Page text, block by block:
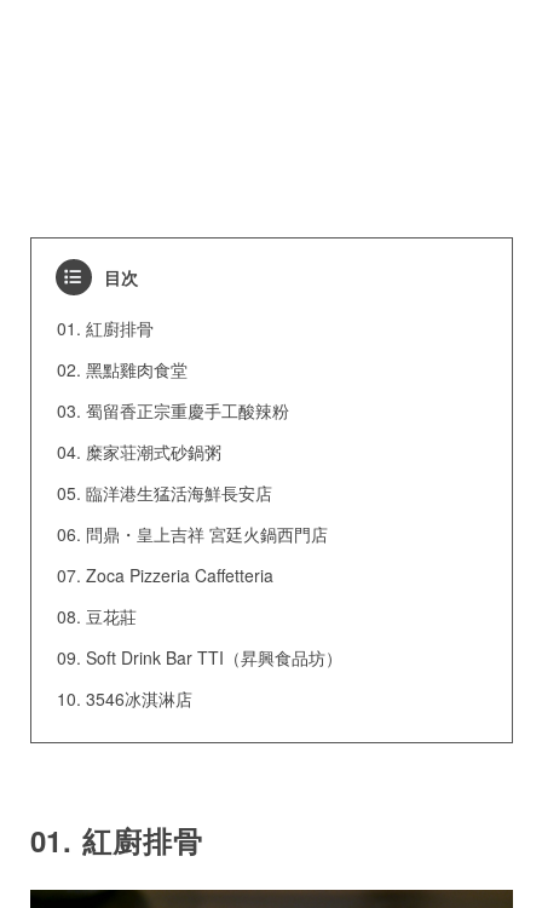
目次
紅廚排骨
黑點雞肉食堂
蜀留香正宗重慶手工酸辣粉
糜家荘潮式砂鍋粥
臨洋港生猛活海鮮長安店
問鼎・皇上吉祥 宮廷火鍋西門店
Zoca Pizzeria Caffetteria
豆花莊
Soft Drink Bar TTI（昇興食品坊）
3546冰淇淋店
01. 紅廚排骨